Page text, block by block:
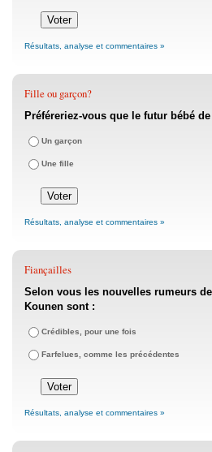
Résultats, analyse et commentaires »
Fille ou garçon?
Préféreriez-vous que le futur bébé
Un garçon
Une fille
Résultats, analyse et commentaires »
Fiançailles
Selon vous les nouvelles rumeurs
Kounen sont :
Crédibles, pour une fois
Farfelues, comme les précédentes
Résultats, analyse et commentaires »